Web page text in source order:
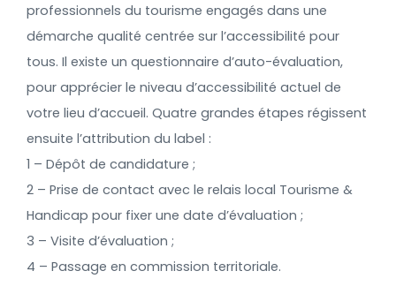
professionnels du tourisme engagés dans une
démarche qualité centrée sur l’accessibilité pour
tous. Il existe un questionnaire d’auto-évaluation,
pour apprécier le niveau d’accessibilité actuel de
votre lieu d’accueil. Quatre grandes étapes régissent
ensuite l’attribution du label :
1 – Dépôt de candidature ;
2 – Prise de contact avec le relais local Tourisme &
Handicap pour fixer une date d’évaluation ;
3 – Visite d’évaluation ;
4 – Passage en commission territoriale.